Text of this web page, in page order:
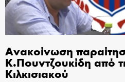
Ανακοίνωση
Κ.Πουντζουκίδη από
Κιλκισιακού